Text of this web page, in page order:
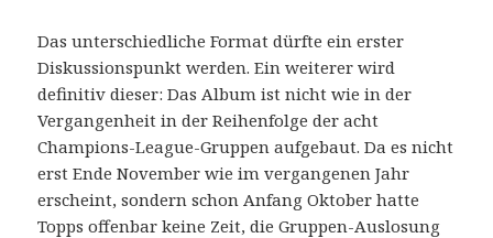
Das unterschiedliche Format dürfte ein erster
Diskussionspunkt werden. Ein weiterer wird
definitiv dieser: Das Album ist nicht wie in der
Vergangenheit in der Reihenfolge der acht
Champions-League-Gruppen aufgebaut. Da es nicht
erst Ende November wie im vergangenen Jahr
erscheint, sondern schon Anfang Oktober hatte
Topps offenbar keine Zeit, die Gruppen-Auslosung